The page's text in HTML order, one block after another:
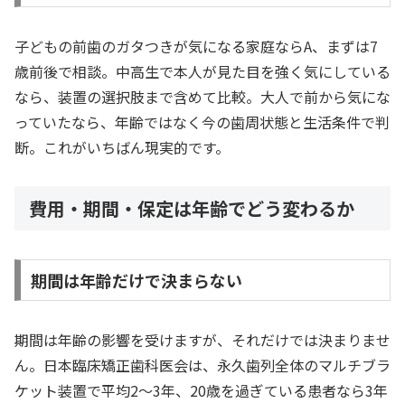
子どもの前歯のガタつきが気になる家庭ならA、まずは7
歳前後で相談。中高生で本人が見た目を強く気にしている
なら、装置の選択肢まで含めて比較。大人で前から気にな
っていたなら、年齢ではなく今の歯周状態と生活条件で判
断。これがいちばん現実的です。
費用・期間・保定は年齢でどう変わるか
期間は年齢だけで決まらない
期間は年齢の影響を受けますが、それだけでは決まりませ
ん。日本臨床矯正歯科医会は、永久歯列全体のマルチブラ
ケット装置で平均2〜3年、20歳を過ぎている患者なら3年